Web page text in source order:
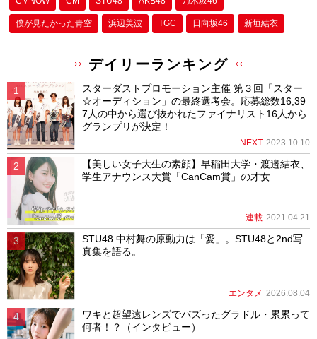
僕が⾒たかった⻘空 浜辺美波 TGC 日向坂46 新垣結衣
デイリーランキング
スターダストプロモーション主催 第３回「スター
☆オーディション」の最終選考会。応募総数16,39
7人の中から選び抜かれたファイナリスト16人から
グランプリが決定！
NEXT 2023.10.10
【美しい女子大生の素顔】早稲田大学・渡邉結衣、
学生アナウンス大賞「CanCam賞」の才女
連載 2021.04.21
STU48 中村舞の原動力は「愛」。STU48と2nd写
真集を語る。
エンタメ 2026.08.04
ワキと超望遠レンズでバズったグラドル・累累って
何者！？（インタビュー）